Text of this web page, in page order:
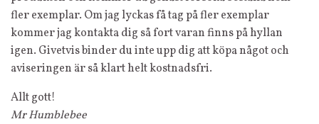
fler exemplar. Om jag lyckas få tag på fler exemplar
kommer jag kontakta dig så fort varan finns på hyllan
igen. Givetvis binder du inte upp dig att köpa något och
aviseringen är så klart helt kostnadsfri.
Allt gott!
Mr Humblebee